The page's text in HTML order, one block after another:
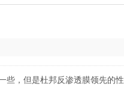
些，但是杜邦反渗透膜领先的性